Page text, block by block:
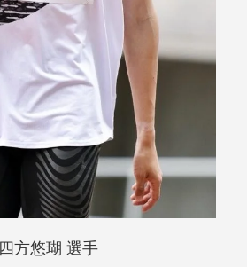
四方悠瑚 選手